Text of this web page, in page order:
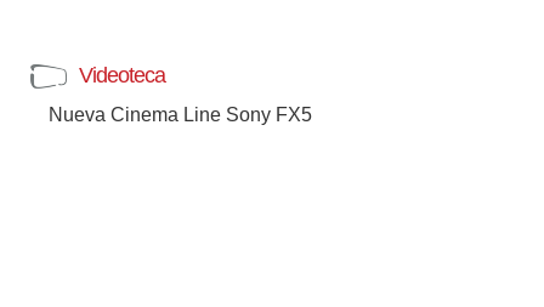
Videoteca
Nueva Cinema Line Sony FX5